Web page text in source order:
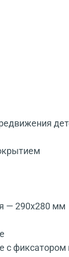
— 290x280 мм
с